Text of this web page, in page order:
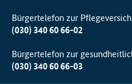
Bürgertelefon zur
(030) 340 60 66-02
Bürgertelefon zur
(030) 340 60 66-03